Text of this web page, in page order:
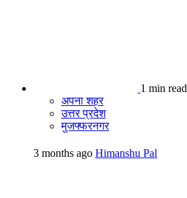
1 min read
अपना शहर
उत्तर प्रदेश
मुजफ्फरनगर
3 months ago Himanshu Pal